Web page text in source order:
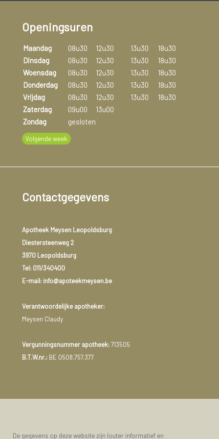
zal de nierfunctie weer herstellen. Een deel van de patiënten
ontwikkelt chronische nierinsufficiëntie.
Openingsuren
Maandag 08u30 12u30 13u30
18u30
Dinsdag
08u30 12u30 13u30
18u30
Woensdag
08u30 12u30 13u30
18u30
Donderdag
08u30 12u30 13u30
18u30
Vrijdag
08u30 12u30 13u30
18u30
Zaterdag
09u00
13u00
Zondag
gesloten
Volgende week
Contactgegevens
Apotheek Meysen Leopoldsburg
Diestersteenweg 2
3970 Leopoldsburg
Tel: 011/340400
E-mail: info@apoteekmeysen.be
Verantwoordelijke apotheker:
Meysen Claudy
Vergunningsnummer apotheek:713505
B.T.W.nr.:BE 0508.757.377
De gegevens op deze website zijn louter informatief en